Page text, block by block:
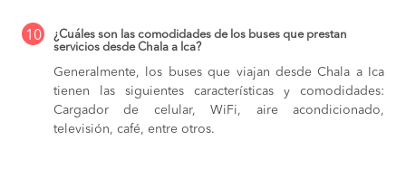
10
¿Cuáles son las comodidades de los buses que prestan
servicios desde Chala a Ica?
Generalmente, los buses que viajan desde Chala a Ica
tienen las siguientes características y comodidades:
Cargador de celular, WiFi, aire acondicionado,
televisión, café, entre otros.